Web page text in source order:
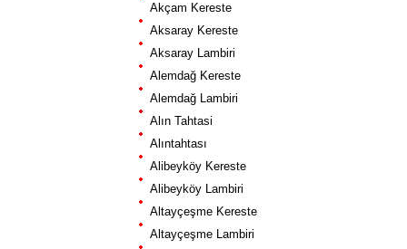
Akçam Kereste
Aksaray Kereste
Aksaray Lambiri
Alemdağ Kereste
Alemdağ Lambiri
Alın Tahtasi
Alıntahtası
Alibeyköy Kereste
Alibeyköy Lambiri
Altayçeşme Kereste
Altayçeşme Lambiri